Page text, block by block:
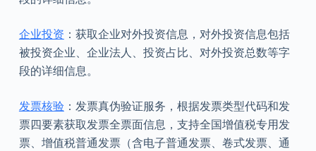
企业投资 ：获取企业对外投资信息，对外投资信息包括
被投资企业、企业法人、投资占比、对外投资总数等字
段的详细信息。
发票核验：发票真伪验证服务，根据发票类型代码和发
票四要素获取发票全票面信息，支持全国增值税专用发
票、增值税普通发票（含电子普通发票、卷式发票、通